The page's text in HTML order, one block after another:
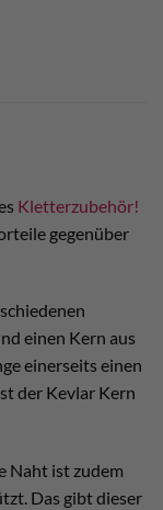
Kletterzubehör!
gegenüber
einen Kern aus
einerseits einen
der Kevlar Kern
Naht ist zudem
Das gibt dieser